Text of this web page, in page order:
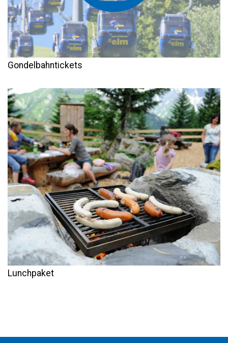
Gondelbahntickets
Lunchpaket